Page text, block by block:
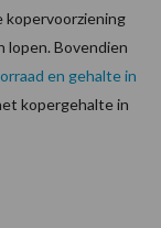
kopervoorziening
lopen. Bovendien
en gehalte in
kopergehalte in